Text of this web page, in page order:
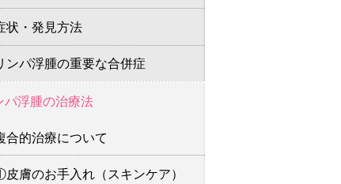
状・発見方法
ンパ浮腫の重要な合併症
パ浮腫の治療法
合的治療について
膚のお手入れ（スキンケア）